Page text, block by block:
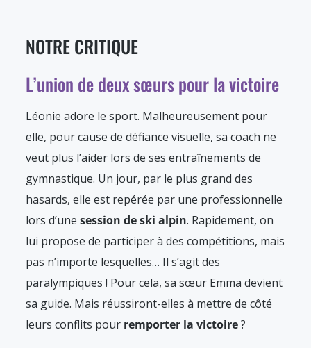
NOTRE CRITIQUE
L’union de deux sœurs pour la victoire
Léonie adore le sport. Malheureusement pour
elle, pour cause de défiance visuelle, sa coach ne
veut plus l’aider lors de ses entraînements de
gymnastique. Un jour, par le plus grand des
hasards, elle est repérée par une professionnelle
lors d’une session de ski alpin. Rapidement, on
lui propose de participer à des compétitions, mais
pas n’importe lesquelles… Il s’agit des
paralympiques ! Pour cela, sa sœur Emma devient
sa guide. Mais réussiront-elles à mettre de côté
leurs conflits pour remporter la victoire?